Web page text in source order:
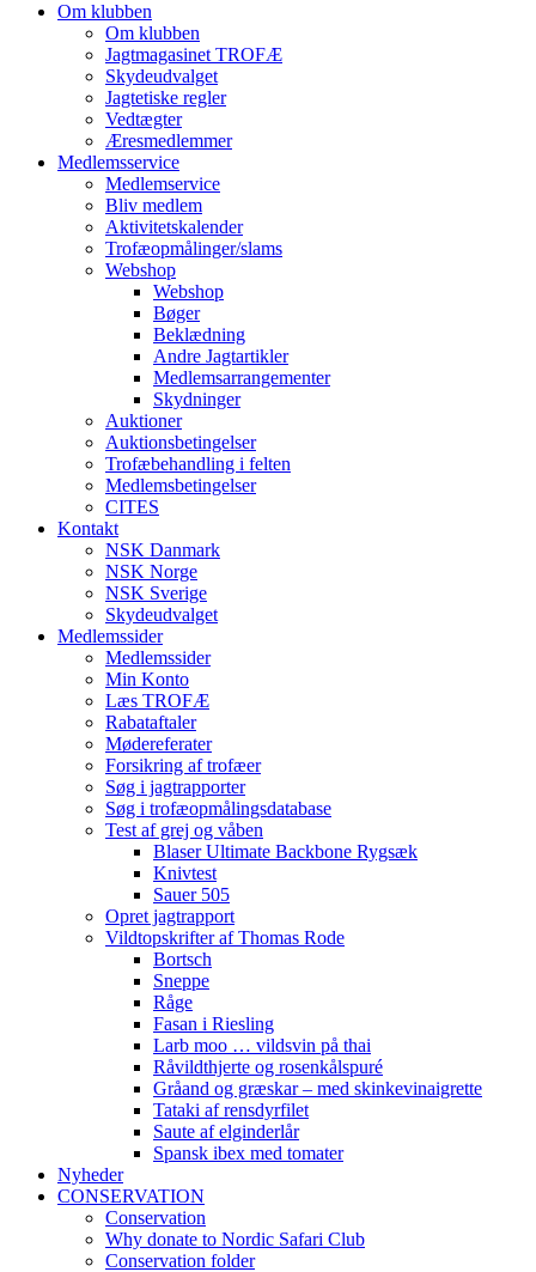
Om klubben
Om klubben
Jagtmagasinet TROFÆ
Skydeudvalget
Jagtetiske regler
Vedtægter
Æresmedlemmer
Medlemsservice
Medlemservice
Bliv medlem
Aktivitetskalender
Trofæopmålinger/slams
Webshop
Webshop
Bøger
Beklædning
Andre Jagtartikler
Medlemsarrangementer
Skydninger
Auktioner
Auktionsbetingelser
Trofæbehandling i felten
Medlemsbetingelser
CITES
Kontakt
NSK Danmark
NSK Norge
NSK Sverige
Skydeudvalget
Medlemssider
Medlemssider
Min Konto
Læs TROFÆ
Rabataftaler
Mødereferater
Forsikring af trofæer
Søg i jagtrapporter
Søg i trofæopmålingsdatabase
Test af grej og våben
Blaser Ultimate Backbone Rygsæk
Knivtest
Sauer 505
Opret jagtrapport
Vildtopskrifter af Thomas Rode
Bortsch
Sneppe
Råge
Fasan i Riesling
Larb moo … vildsvin på thai
Råvildthjerte og rosenkålspuré
Gråand og græskar – med skinkevinaigrette
Tataki af rensdyrfilet
Saute af elginderlår
Spansk ibex med tomater
Nyheder
CONSERVATION
Conservation
Why donate to Nordic Safari Club
Conservation folder